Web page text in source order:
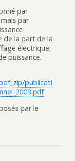
par
par
de la part de la
électrique,
puissance.
publicati
par le